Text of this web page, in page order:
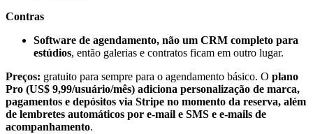
Contras
Software de agendamento, não um CRM completo para
estúdios, então galerias e contratos ficam em outro lugar.
Preços: gratuito para sempre para o agendamento básico. O plano
Pro (US$ 9,99/usuário/mês) adiciona personalização de marca,
pagamentos e depósitos via Stripe no momento da reserva, além
de lembretes automáticos por e-mail e SMS e e-mails de
acompanhamento.